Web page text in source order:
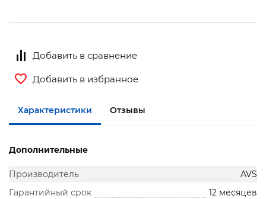
Добавить в сравнение
Добавить в избранное
Характеристики Отзывы
Дополнительные
Производитель
AVS
Гарантийный срок
12 месяцев